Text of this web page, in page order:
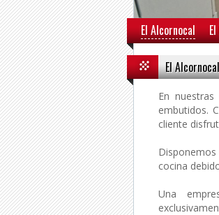
El Alcornocal
El Alcornocal
En
embutidos.
cliente
cocina
Una